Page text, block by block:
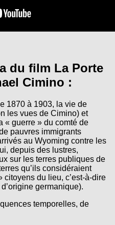
du film La Porte
Cimino :
1870 à 1903, la vie de
les vues de Cimino) et
« guerre » du comté de
pauvres immigrants
au Wyoming contre les
depuis des lustres,
sur les terres publiques de
qu’ils considéraient
du lieu, c’est-à-dire
germanique).
temporelles, de